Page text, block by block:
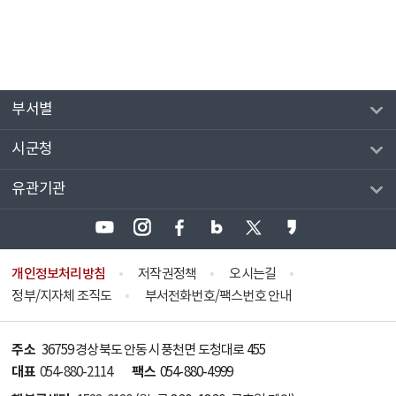
부서별
시군청
유관기관
개인정보처리방침 저작권정책
오시는길
정부/지자체 조직도
부서전화번호/팩스번호 안내
주소 36759 경상북도 안동시 풍천면 도청대로 455
대표 054-880-2114 팩스 054-880-4999